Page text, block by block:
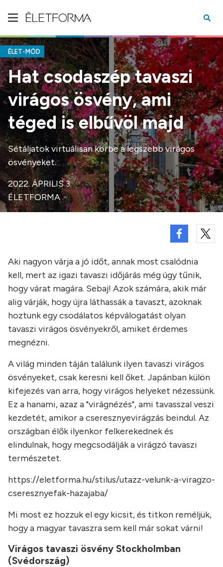
ÉLET-MÓD
Hat csodaszép tavaszi
virágos ösvény, ami
téged is elbűvöl majd
Sétáljatok virtuálisan körbe a legszebb virágos
ösvényeket.
2022. ÁPRILIS 3.
ÉLETFORMA
Aki nagyon várja a jó időt, annak most csalódnia
kell, mert az igazi tavaszi időjárás még úgy tűnik,
hogy várat magára. Sebaj! Azok számára, akik már
alig várják, hogy újra láthassák a tavaszt, azoknak
hoztunk egy csodálatos képválogatást olyan
tavaszi virágos ösvényekről, amiket érdemes
megnézni.
A világ minden táján találunk ilyen tavaszi virágos
ösvényeket, csak keresni kell őket. Japánban külön
kifejezés van arra, hogy virágos helyeket nézessünk.
Ez a hanami, azaz a "virágnézés", ami tavasszal veszi
kezdetét, amikor a cseresznyevirágzás beindul. Az
országban élők ilyenkor felkerekednek és
elindulnak, hogy megcsodálják a virágzó tavaszi
természetet.
https://eletforma.hu/stilus/utazz-velunk-a-viragzo-
cseresznyefak-hazajaba/
Mi most ez hozzuk el egy kicsit, és titkon reméljük,
hogy a magyar tavaszra sem kell már sokat várni!
Virágos tavaszi ösvény Stockholmban
(Svédország)